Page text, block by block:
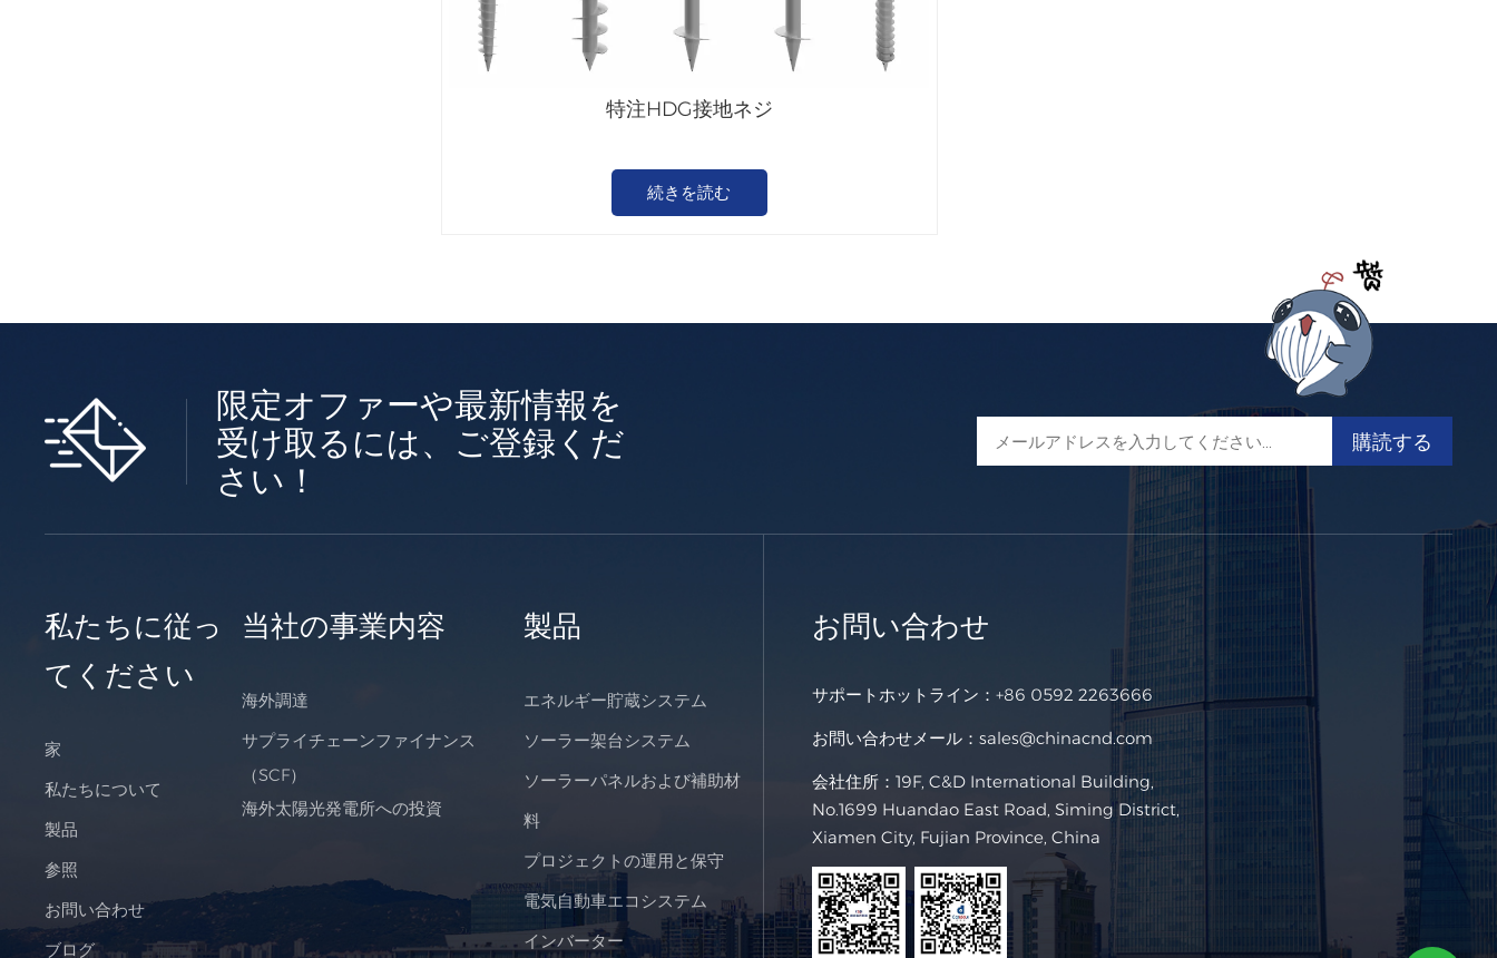
特注HDG接地ネジ
続きを読む
限定オファーや最新情報を
受け取るには、ご登録くだ
さい！
私たちに従っ
てください
家
私たちについて
製品
参照
お問い合わせ
ブログ
当社の事業内容
海外調達
サプライチェーンファイナンス
（SCF）
海外太陽光発電所への投資
製品
エネルギー貯蔵システム
ソーラー架台システム
ソーラーパネルおよび補助材
料
プロジェクトの運用と保守
電気自動車エコシステム
インバーター
お問い合わせ
サポートホットライン：+86 0592 2263666
お問い合わせメール：sales@chinacnd.com
会社住所：19F, C&D International Building,
No.1699 Huandao East Road, Siming District,
Xiamen City, Fujian Province, China